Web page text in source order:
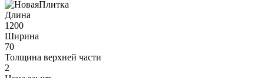
Длина
1200
Ширина
70
Толщина верхней части
2